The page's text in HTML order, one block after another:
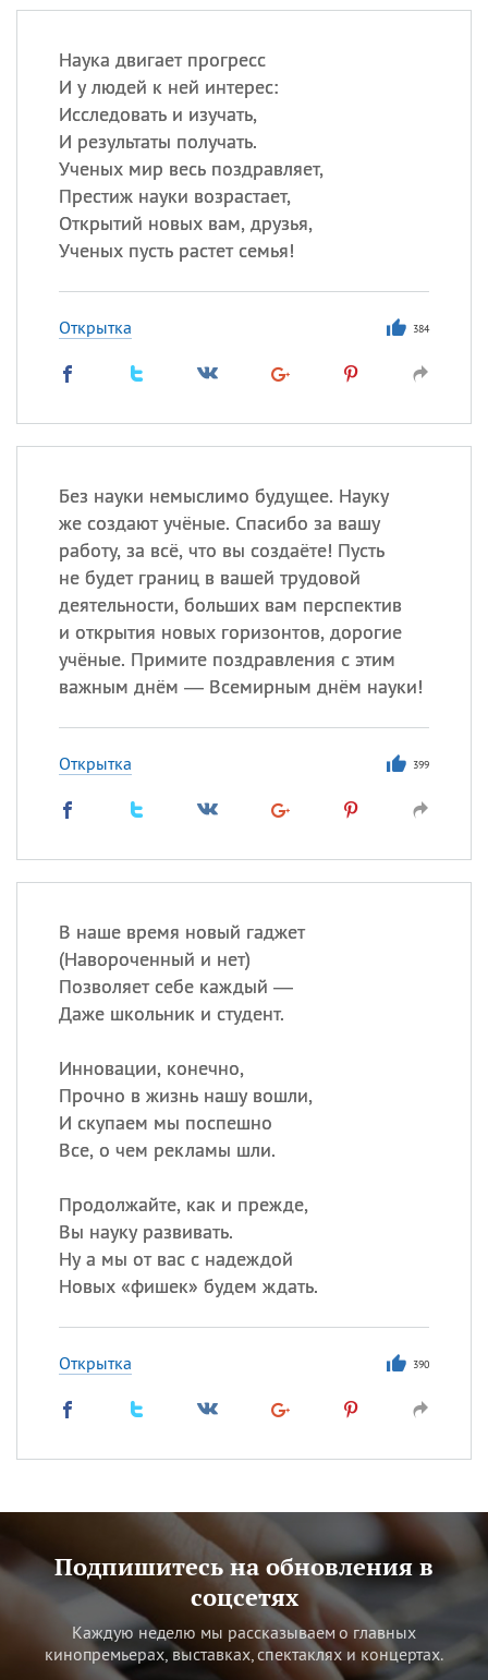
Наука двигает прогресс
И у людей к ней интерес:
Исследовать и изучать,
И результаты получать.
Ученых мир весь поздравляет,
Престиж науки возрастает,
Открытий новых вам, друзья,
Ученых пусть растет семья!
Открытка 384
Без науки немыслимо будущее. Науку
же создают учёные. Спасибо за вашу
работу, за всё, что вы создаёте! Пусть
не будет границ в вашей трудовой
деятельности, больших вам перспектив
и открытия новых горизонтов, дорогие
учёные. Примите поздравления с этим
важным днём — Всемирным днём науки!
Открытка 399
В наше время новый гаджет
(Навороченный и нет)
Позволяет себе каждый —
Даже школьник и студент.
Инновации, конечно,
Прочно в жизнь нашу вошли,
И скупаем мы поспешно
Все, о чем рекламы шли.
Продолжайте, как и прежде,
Вы науку развивать.
Ну а мы от вас с надеждой
Новых «фишек» будем ждать.
Открытка 390
Подпишитесь на обновления в
соцсетях
Каждую неделю мы рассказываем о главных
кинопремьерах, выставках, спектаклях и концертах.